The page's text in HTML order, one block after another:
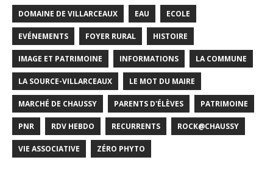
DOMAINE DE VILLARCEAUX EAU ECOLE
EVÉNEMENTS FOYER RURAL HISTOIRE
IMAGE ET PATRIMOINE INFORMATIONS LA COMMUNE
LA SOURCE-VILLARCEAUX LE MOT DU MAIRE
MARCHÉ DE CHAUSSY PARENTS D'ÉLÈVES PATRIMOINE
PNR RDV HEBDO RECURRENTS ROCK@CHAUSSY
VIE ASSOCIATIVE ZÉRO PHYTO